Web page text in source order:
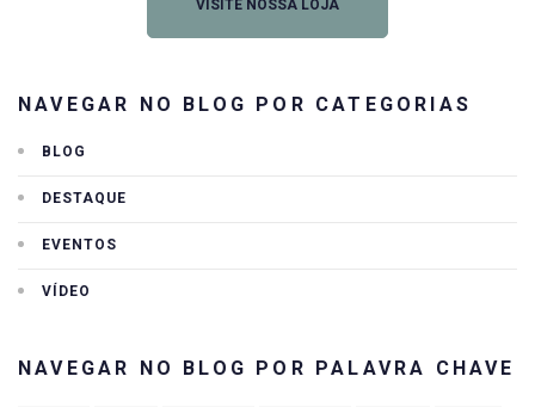
VISITE NOSSA LOJA
NAVEGAR NO BLOG POR CATEGORIAS
BLOG
DESTAQUE
EVENTOS
VÍDEO
NAVEGAR NO BLOG POR PALAVRA CHAVE